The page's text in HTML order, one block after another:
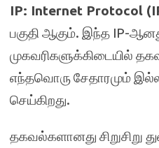
IP: Internet Protocol
பகுதி ஆகும். இந்த IP-
முகவரிகளுக்கிடையில்
எந்தவொரு சேதாரமும்
செய்கிறது.
தகவல்களானது சிறுசிறு